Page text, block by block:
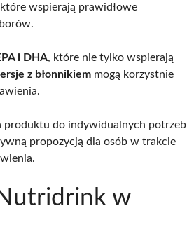
wspierają prawidłowe
i DHA, które nie tylko wspierają
z błonnikiem mogą korzystnie
produktu do indywidualnych potrzeb
propozycją dla osób w trakcie
w